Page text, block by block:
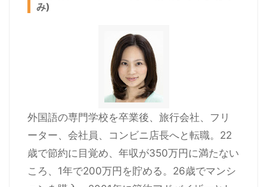
み)
外国語の専門学校を卒業後、旅行会社、フリ
ーター、会社員、コンビニ店長へと転職。22
歳で節約に目覚め、年収が350万円に満たない
ころ、1年で200万円を貯める。26歳でマンシ